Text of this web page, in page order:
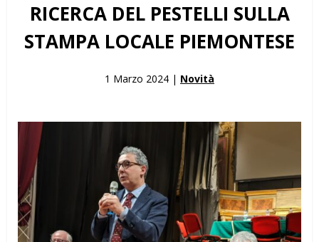
RICERCA DEL PESTELLI SULLA
STAMPA LOCALE PIEMONTESE
1 Marzo 2024 | Novità